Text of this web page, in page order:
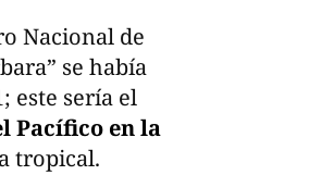
Nacional de
se había
este sería el
Pacífico en la
tropical.